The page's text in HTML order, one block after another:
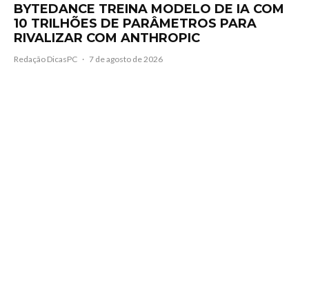
BYTEDANCE TREINA MODELO DE IA COM
10 TRILHÕES DE PARÂMETROS PARA
RIVALIZAR COM ANTHROPIC
Redação DicasPC · 7 de agosto de 2026